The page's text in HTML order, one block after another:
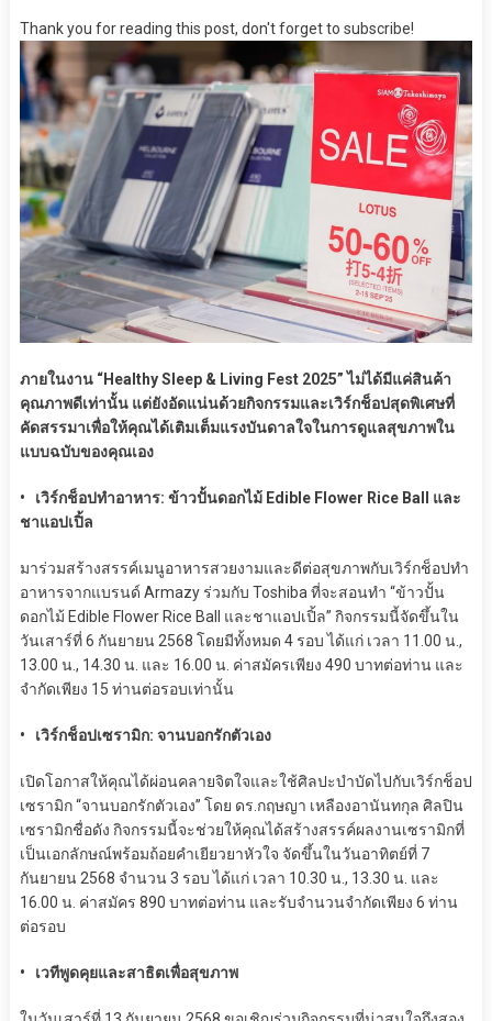
Thank you for reading this post, don't forget to subscribe!
ภายในงาน “Healthy Sleep & Living Fest 2025” ไม่ได้มีแค่สินค้า
คุณภาพดีเท่านั้น แต่ยังอัดแน่นด้วยกิจกรรมและเวิร์กช็อปสุดพิเศษที่
คัดสรรมาเพื่อให้คุณได้เติมเต็มแรงบันดาลใจในการดูแลสุขภาพใน
แบบฉบับของคุณเอง
• เวิร์กช็อปทำอาหาร: ข้าวปั้นดอกไม้ Edible Flower Rice Ball และ
ชาแอปเปิ้ล
มาร่วมสร้างสรรค์เมนูอาหารสวยงามและดีต่อสุขภาพกับเวิร์กช็อปทำ
อาหารจากแบรนด์ Armazy ร่วมกับ Toshiba ที่จะสอนทำ “ข้าวปั้น
ดอกไม้ Edible Flower Rice Ball และชาแอปเปิ้ล” กิจกรรมนี้จัดขึ้นใน
วันเสาร์ที่ 6 กันยายน 2568 โดยมีทั้งหมด 4 รอบ ได้แก่ เวลา 11.00 น.,
13.00 น., 14.30 น. และ 16.00 น. ค่าสมัครเพียง 490 บาทต่อท่าน และ
จำกัดเพียง 15 ท่านต่อรอบเท่านั้น
• เวิร์กช็อปเซรามิก: จานบอกรักตัวเอง
เปิดโอกาสให้คุณได้ผ่อนคลายจิตใจและใช้ศิลปะบำบัดไปกับเวิร์กช็อป
เซรามิก “จานบอกรักตัวเอง” โดย ดร.กฤษญา เหลืองอานันทกุล ศิลปิน
เซรามิกชื่อดัง กิจกรรมนี้จะช่วยให้คุณได้สร้างสรรค์ผลงานเซรามิกที่
เป็นเอกลักษณ์พร้อมถ้อยคำเยียวยาหัวใจ จัดขึ้นในวันอาทิตย์ที่ 7
กันยายน 2568 จำนวน 3 รอบ ได้แก่ เวลา 10.30 น., 13.30 น. และ
16.00 น. ค่าสมัคร 890 บาทต่อท่าน และรับจำนวนจำกัดเพียง 6 ท่าน
ต่อรอบ
• เวทีพูดคุยและสาธิตเพื่อสุขภาพ